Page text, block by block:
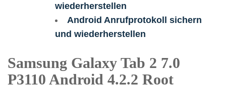
wiederherstellen
Android Anrufprotokoll sichern
und wiederherstellen
Samsung Galaxy Tab 2 7.0
P3110 Android 4.2.2 Root